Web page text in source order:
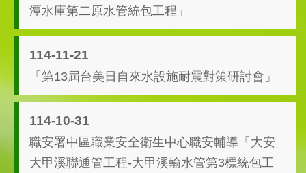
潭水庫第二原水管統包工程」
114-11-21
「第13屆台美日自來水設施耐震對策研討會」
114-10-31
職安署中區職業安全衛生中心職安輔導「大安
大甲溪聯通管工程-大甲溪輸水管第3標統包工